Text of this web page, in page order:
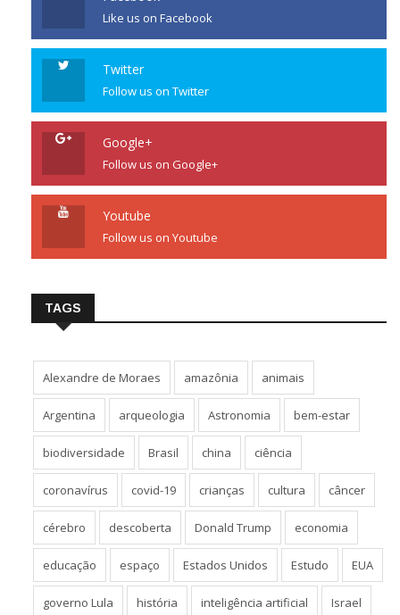
Like us on Facebook
Twitter
Follow us on Twitter
Google+
Follow us on Google+
Youtube
Follow us on Youtube
TAGS
Alexandre de Moraes amazônia animais
Argentina arqueologia Astronomia bem-estar
biodiversidade Brasil china ciência
coronavírus covid-19 crianças cultura câncer
cérebro descoberta Donald Trump economia
educação espaço Estados Unidos Estudo EUA
governo Lula história inteligência artificial Israel